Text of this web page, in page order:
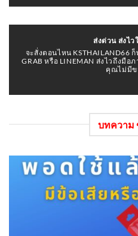
ส่งด่วน ส่งไว
จะสั่งตอนไหน KSTHAILAND66
GRAB หรือ LINEMAN ส่งไวถึงมือ
คุณไม่มี
บทความ